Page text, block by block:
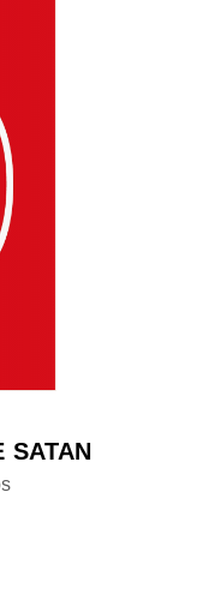
SATAN